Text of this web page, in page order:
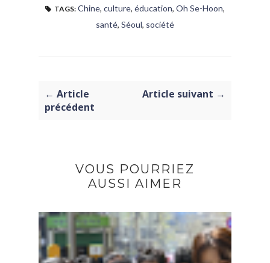
TAGS: Chine, culture, éducation, Oh Se-Hoon,
santé, Séoul, société
← Article
précédent
Article suivant →
VOUS POURRIEZ
AUSSI AIMER